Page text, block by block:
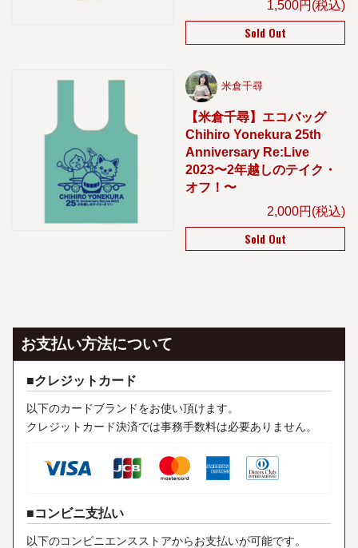
1,500円(税込)
Sold Out
米倉千尋
【米倉千尋】エコバッグ
Chihiro Yonekura 25th
Anniversary Re:Live
2023〜2年越しのテイク・
オフ！〜
2,000円(税込)
Sold Out
お支払い方法について
クレジットカード
以下のカードブランドをお使い頂けます。
クレジットカード決済では事務手数料は必要ありません。
コンビニ支払い
以下のコンビニエンスストアからお支払いが可能です。